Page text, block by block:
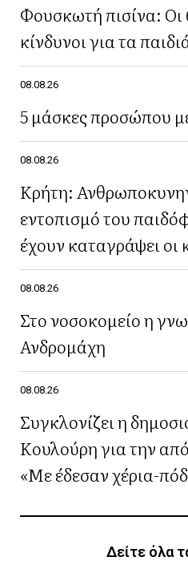
Φουσκωτή πισίνα: Οι
κίνδυνοι για τα
08.08.26
5 μάσκες προσώπου
08.08.26
Κρήτη:
εντοπισμό του
έχουν καταγράψει οι
08.08.26
Στο νοσοκομείο η
Ανδρομάχη
08.08.26
Συγκλονίζει η
Κουλούρη για την
«Με έδεσαν χέρια-
Δείτε όλα